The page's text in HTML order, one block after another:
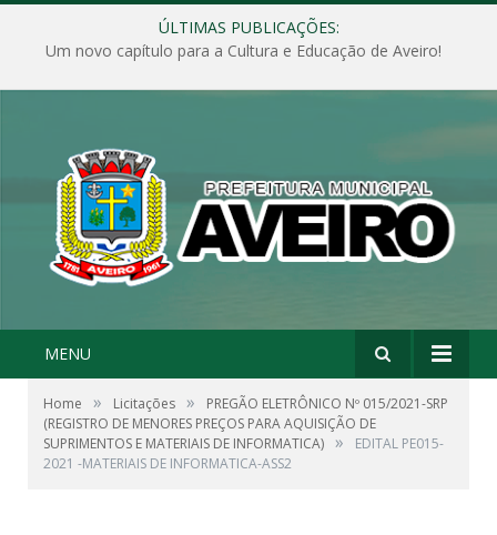
ÚLTIMAS PUBLICAÇÕES:
Um novo capítulo para a Cultura e Educação de Aveiro!
MENU
Home » Licitações »
PREGÃO ELETRÔNICO Nº 015/2021-SRP
(REGISTRO DE MENORES PREÇOS PARA AQUISIÇÃO DE
SUPRIMENTOS E MATERIAIS DE INFORMATICA) »
EDITAL PE015-
2021 -MATERIAIS DE INFORMATICA-ASS2